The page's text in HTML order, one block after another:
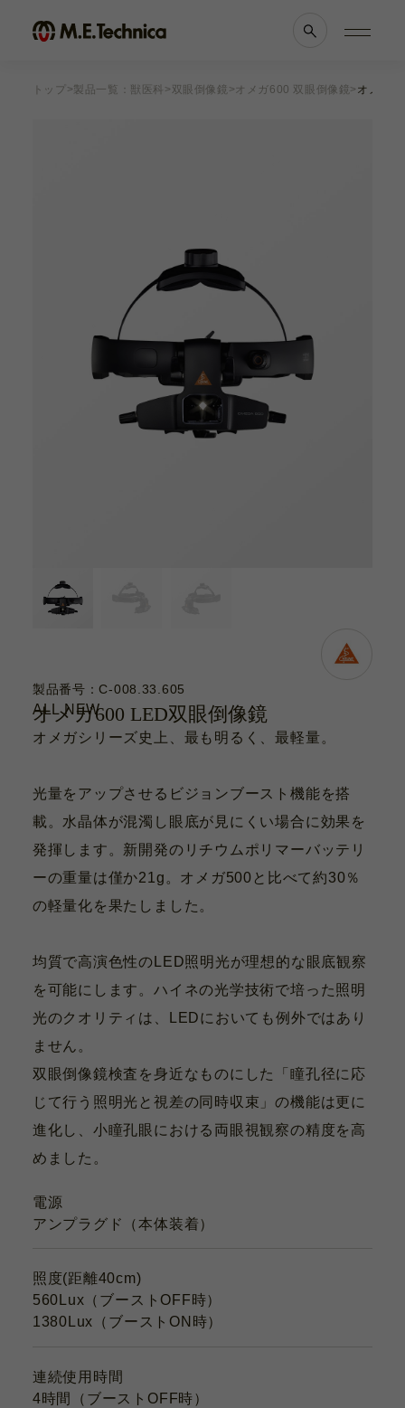
ブランド一覧
よくあるご質問
採用情報
お知らせ
サポート動画
トップ 製品一覧：獣医科 双眼倒像鏡 オメガ600 双眼倒像鏡 オメガ
製品番号：C-008.33.605
オメガ600 LED双眼倒像鏡
ALL NEW
オメガシリーズ史上、最も明るく、最軽量。
光量をアップさせるビジョンブースト機能を搭
載。水晶体が混濁し眼底が見にくい場合に効果を
発揮します。新開発のリチウムポリマーバッテリ
ーの重量は僅か21g。オメガ500と比べて約30％
の軽量化を果たしました。
均質で高演色性のLED照明光が理想的な眼底観察
を可能にします。ハイネの光学技術で培った照明
光のクオリティは、LEDにおいても例外ではあり
ません。
双眼倒像鏡検査を身近なものにした「瞳孔径に応
じて行う照明光と視差の同時収束」の機能は更に
進化し、小瞳孔眼における両眼視観察の精度を高
めました。
電源
アンプラグド（本体装着）
照度(距離40cm)
560Lux（ブーストOFF時）
1380Lux（ブーストON時）
連続使用時間
4時間（ブーストOFF時）